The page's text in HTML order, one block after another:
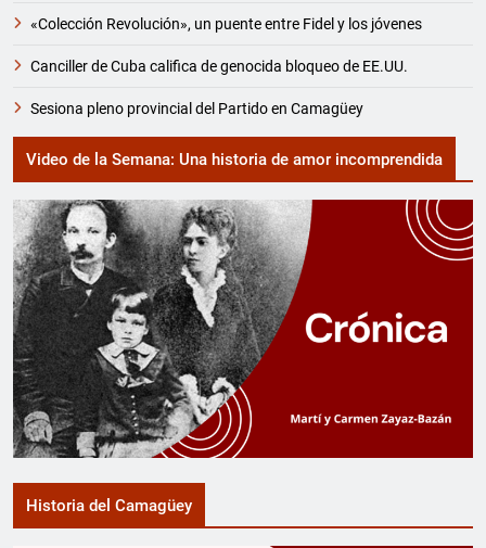
«Colección Revolución», un puente entre Fidel y los jóvenes
Canciller de Cuba califica de genocida bloqueo de EE.UU.
Sesiona pleno provincial del Partido en Camagüey
Video de la Semana: Una historia de amor incomprendida
Historia del Camagüey